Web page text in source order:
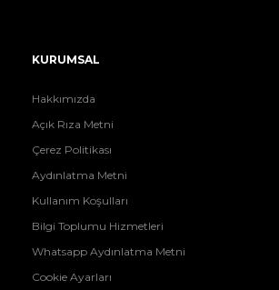
KURUMSAL
Hakkımızda
Açık Rıza Metni
Çerez Politikası
Aydınlatma Metni
Kullanım Koşulları
Bilgi Toplumu Hizmetleri
Whatsapp Aydınlatma Metni
Cookie Ayarları